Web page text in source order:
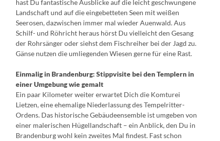
hast Du fantastische Ausblicke auf die leicht geschwungene
Landschaft und auf die eingebetteten Seen mit weißen
Seerosen, dazwischen immer mal wieder Auenwald. Aus
Schilf- und Röhricht heraus hörst Du vielleicht den Gesang
der Rohrsänger oder siehst dem Fischreiher bei der Jagd zu.
Gänse nutzen die umliegenden Wiesen gerne für eine Rast.
Einmalig in Brandenburg: Stippvisite bei den Templern in
einer Umgebung wie gemalt
Ein paar Kilometer weiter erwartet Dich die Komturei
Lietzen, eine ehemalige Niederlassung des Tempelritter-
Ordens. Das historische Gebäudeensemble ist umgeben von
einer malerischen Hügellandschaft – ein Anblick, den Du in
Brandenburg wohl kein zweites Mal findest. Fast schon